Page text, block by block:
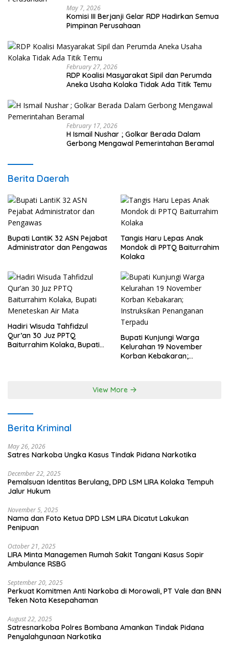
May 7, 2026
Komisi III Berjanji Gelar RDP Hadirkan Semua
Pimpinan Perusahaan
February 27, 2026
RDP Koalisi Masyarakat Sipil dan Perumda
Aneka Usaha Kolaka Tidak Ada Titik Temu
February 17, 2026
H Ismail Nushar ; Golkar Berada Dalam
Gerbong Mengawal Pemerintahan Beramal
Berita Daerah
Bupati LantiK 32 ASN Pejabat
Administrator dan Pengawas
Tangis Haru Lepas Anak
Mondok di PPTQ Baiturrahim
Kolaka
Hadiri Wisuda Tahfidzul
Qur’an 30 Juz PPTQ
Baiturrahim Kolaka, Bupati
Bupati Kunjungi Warga
Kelurahan 19 November
Korban Kebakaran;
View More
Berita Kriminal
May 26, 2026
Satres Narkoba Ungka Kasus Tindak Pidana Narkotika
December 22, 2025
Pemalsuan Identitas Berulang, DPD LSM LIRA Kolaka Tempuh
Jalur Hukum
November 5, 2025
Nama dan Foto Ketua DPD LSM LIRA Dicatut Lakukan
Penipuan
October 21, 2025
LIRA Minta Managemen Rumah Sakit Tangani Kasus Sopir
Ambulance RSBG
September 20, 2025
Perkuat Komitmen Anti Narkoba di Morowali, PT Vale dan BNN
Teken Nota Kesepahaman
August 22, 2025
Satresnarkoba Polres Bombana Amankan Tindak Pidana
Penyalahgunaan Narkotika